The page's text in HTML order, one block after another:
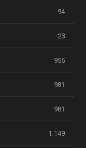
94
23
955
981
981
1.149